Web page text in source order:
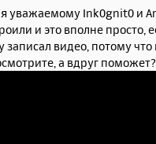
уважаемому Ink0gnit0 и
и это вполне просто,
записал видео, потому
а вдруг поможет?